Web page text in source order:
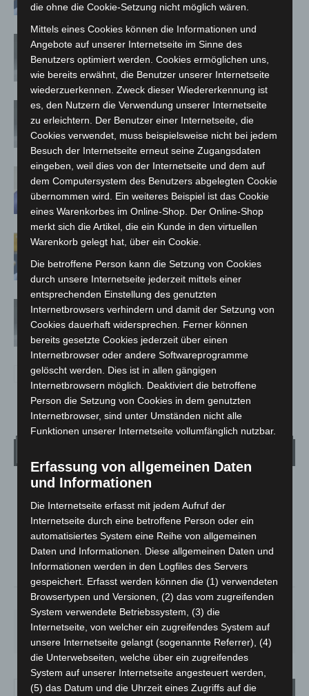
Corona-Verordnung in Niedersachsen
zum 1. März aufgehoben
Corona-Schutzmaßnahmen in Schule
und KiTa: vom Land bis Ostern –
Absonderungspflicht läuft aus
Corona-Schutzmaßnahmen laufen aus
Maskenpflicht im GVH entfällt ab 02.
Absonderungsverordnung in
Niedersachsen läuft zum Monatsende
aus
Ein Paar Wolken
14.8° C °
14 °
73% 2.2m/s 17%
FR.
25°
SA.
26°
SO.
31°
MO.
35°
DI.
20°
die ohne die Cookie-Setzung nicht möglich wären.
Mittels eines Cookies können die Informationen und
Angebote auf unserer Internetseite im Sinne des
Benutzers optimiert werden. Cookies ermöglichen uns,
wie bereits erwähnt, die Benutzer unserer Internetseite
wiederzuerkennen. Zweck dieser Wiedererkennung ist
es, den Nutzern die Verwendung unserer Internetseite
zu erleichtern. Der Benutzer einer Internetseite, die
Cookies verwendet, muss beispielsweise nicht bei jedem
Besuch der Internetseite erneut seine Zugangsdaten
eingeben, weil dies von der Internetseite und dem auf
dem Computersystem des Benutzers abgelegten Cookie
übernommen wird. Ein weiteres Beispiel ist das Cookie
eines Warenkorbes im Online-Shop. Der Online-Shop
merkt sich die Artikel, die ein Kunde in den virtuellen
Warenkorb gelegt hat, über ein Cookie.
Die betroffene Person kann die Setzung von Cookies
durch unsere Internetseite jederzeit mittels einer
entsprechenden Einstellung des genutzten
Internetbrowsers verhindern und damit der Setzung von
Cookies dauerhaft widersprechen. Ferner können
bereits gesetzte Cookies jederzeit über einen
Internetbrowser oder andere Softwareprogramme
gelöscht werden. Dies ist in allen gängigen
Internetbrowsern möglich. Deaktiviert die betroffene
Person die Setzung von Cookies in dem genutzten
Internetbrowser, sind unter Umständen nicht alle
Funktionen unserer Internetseite vollumfänglich nutzbar.
Erfassung von allgemeinen Daten
und Informationen
Die Internetseite erfasst mit jedem Aufruf der
Internetseite durch eine betroffene Person oder ein
automatisiertes System eine Reihe von allgemeinen
Daten und Informationen. Diese allgemeinen Daten und
Informationen werden in den Logfiles des Servers
gespeichert. Erfasst werden können die (1) verwendeten
Browsertypen und Versionen, (2) das vom zugreifenden
System verwendete Betriebssystem, (3) die
Internetseite, von welcher ein zugreifendes System auf
unsere Internetseite gelangt (sogenannte Referrer), (4)
die Unterwebseiten, welche über ein zugreifendes
System auf unserer Internetseite angesteuert werden,
(5) das Datum und die Uhrzeit eines Zugriffs auf die